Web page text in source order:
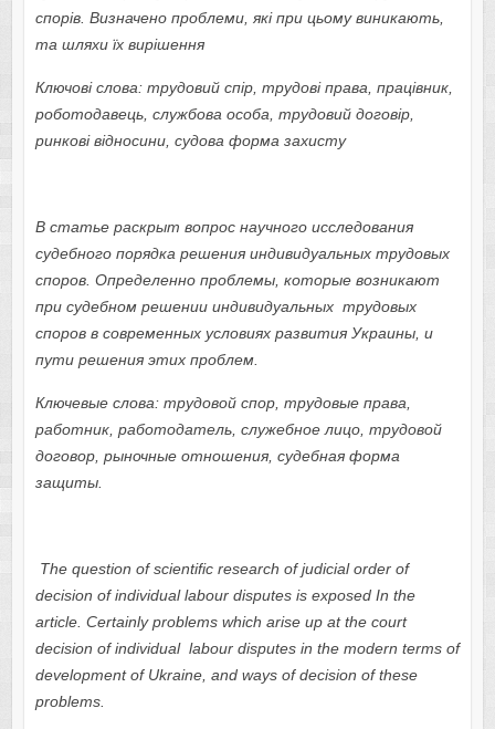
спорів. Визначено проблеми, які при цьому виникають,
та шляхи їхвирішення
Ключові слова: трудовий спір, трудові права, працівник,
роботодавець, службова особа, трудовий договір,
ринкові відносини, судова форма захисту
В статье раскрыт вопрос научного исследования
судебного порядка решения индивидуальных трудовых
споров. Определенно проблемы, которые возникают
при судебном решении индивидуальных трудовых
споров в современных условиях развития Украины, и
пути решения этих проблем.
Ключевые слова: трудовой спор, трудовые права,
работник, работодатель, служебное лицо, трудовой
договор, рыночные отношения, судебная форма
защиты.
The question of scientific research of judicial order of
decision of individual labour disputes is exposed In the
article. Certainly problems which arise up at the court
decision of individual labour disputes in the modern terms of
development of Ukraine, and ways of decision of these
problems.